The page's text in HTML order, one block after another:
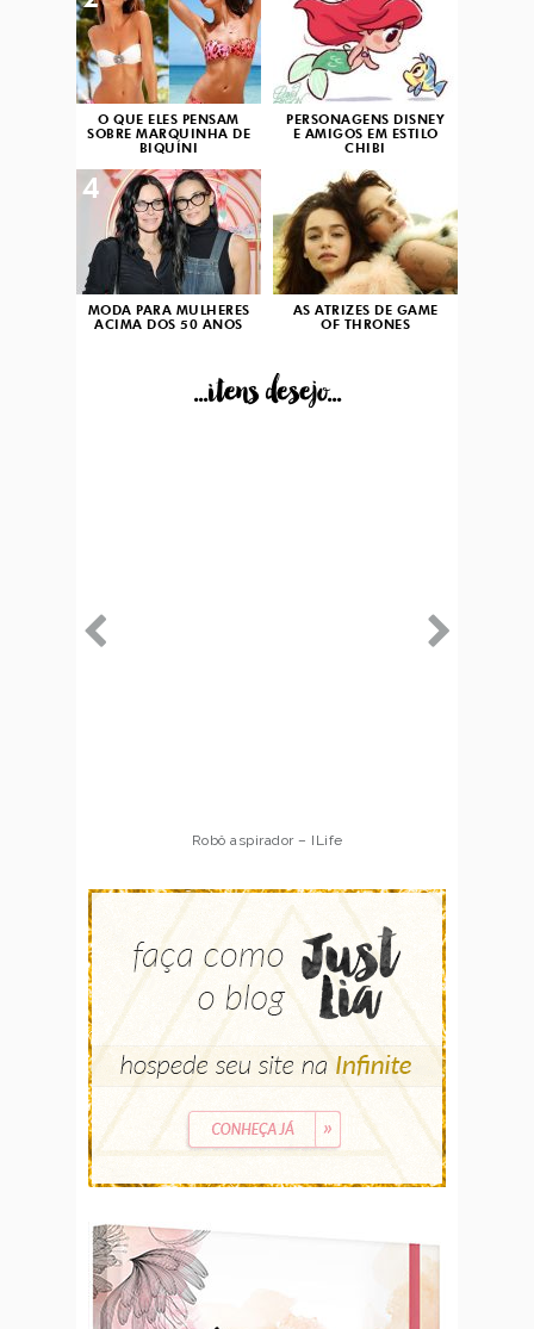
O QUE ELES PENSAM
SOBRE MARQUINHA DE
BIQUÍNI
PERSONAGENS DISNEY
E AMIGOS EM ESTILO
CHIBI
MODA PARA MULHERES
ACIMA DOS 50 ANOS
4
AS ATRIZES DE GAME
OF THRONES
...itens desejo...
Robô aspirador – ILife